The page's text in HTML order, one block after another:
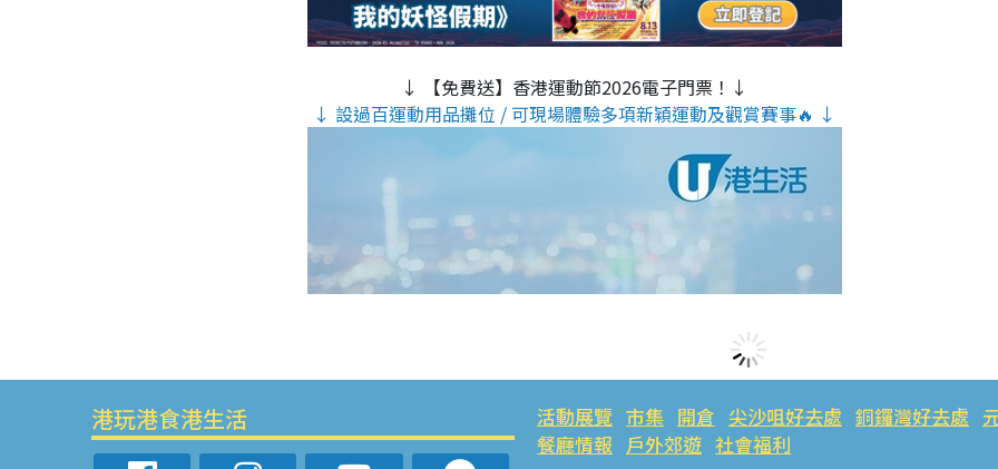
↓ 【免費送】香港運動節2026電子門票！↓
↓ 設過百運動用品攤位 / 可現場體驗多項新穎運動及觀賞賽事🔥 ↓
港玩港食港生活 活動展覽 市集 開倉 尖沙咀好去處 銅鑼灣好去處
餐廳情報 戶外郊遊 社會福利